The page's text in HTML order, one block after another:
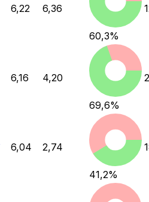
6,22 6,36
60,3%
6,16 4,20
69,6%
6,04 2,74
41,2%